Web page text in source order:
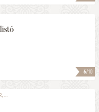
6/10
...